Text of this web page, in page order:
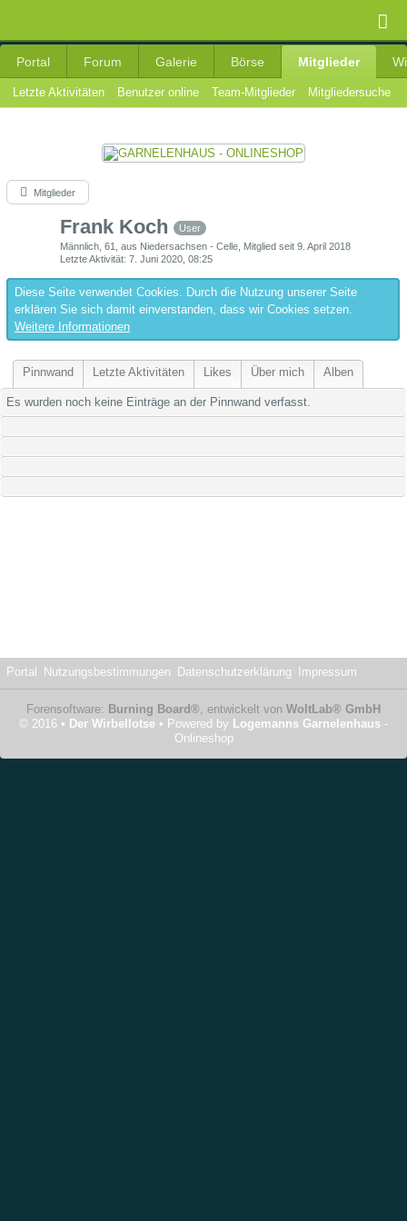
Portal Forum Galerie Börse Mitglieder
Letzte Aktivitäten Benutzer online Team-Mitglieder Mitgliedersuche
Mitglieder
Frank Koch
User
Männlich 61 aus Niedersachsen - Celle Mitglied seit 9. April 2018
Letzte Aktivität 7. Juni 2020, 08:25
Diese Seite verwendet Cookies. Durch die Nutzung unserer Seite
erklären Sie sich damit einverstanden, dass wir Cookies setzen.
Weitere Informationen
Pinnwand Letzte Aktivitäten Likes Über mich Alben
Es wurden noch keine Einträge an der Pinnwand verfasst.
Portal Nutzungsbestimmungen Datenschutzerklärung Impressum
Forensoftware: Burning Board®, entwickelt von WoltLab® GmbH
© 2016 • Der Wirbellotse • Powered by Logemanns Garnelenhaus -
Onlineshop